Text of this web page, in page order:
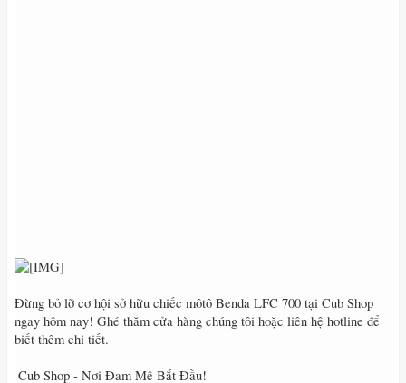
Đừng bỏ lỡ cơ hội sở hữu chiếc môtô Benda LFC 700 tại Cub Shop
ngay hôm nay! Ghé thăm cửa hàng chúng tôi hoặc liên hệ hotline để
biết thêm chi tiết.
️ Cub Shop - Nơi Đam Mê Bắt Đầu! ️